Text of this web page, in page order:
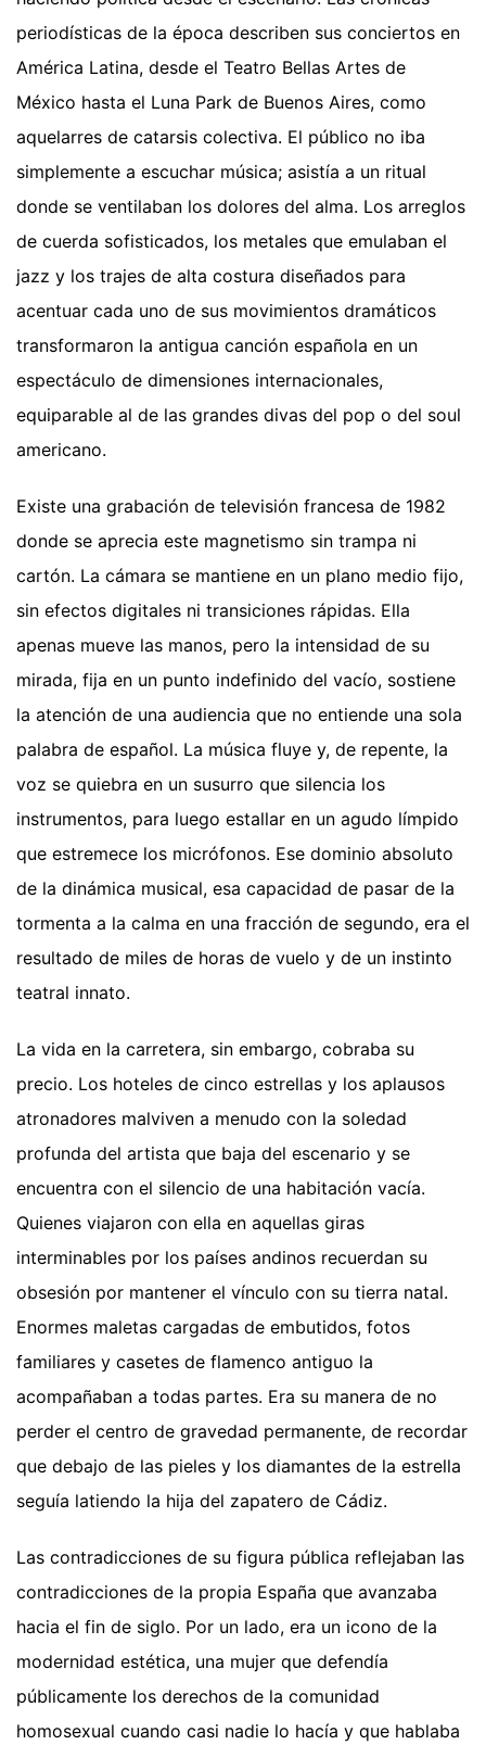
periodísticas de la época describen sus conciertos en
América Latina, desde el Teatro Bellas Artes de
México hasta el Luna Park de Buenos Aires, como
aquelarres de catarsis colectiva. El público no iba
simplemente a escuchar música; asistía a un ritual
donde se ventilaban los dolores del alma. Los arreglos
de cuerda sofisticados, los metales que emulaban el
jazz y los trajes de alta costura diseñados para
acentuar cada uno de sus movimientos dramáticos
transformaron la antigua canción española en un
espectáculo de dimensiones internacionales,
equiparable al de las grandes divas del pop o del soul
americano.
Existe una grabación de televisión francesa de 1982
donde se aprecia este magnetismo sin trampa ni
cartón. La cámara se mantiene en un plano medio fijo,
sin efectos digitales ni transiciones rápidas. Ella
apenas mueve las manos, pero la intensidad de su
mirada, fija en un punto indefinido del vacío, sostiene
la atención de una audiencia que no entiende una sola
palabra de español. La música fluye y, de repente, la
voz se quiebra en un susurro que silencia los
instrumentos, para luego estallar en un agudo límpido
que estremece los micrófonos. Ese dominio absoluto
de la dinámica musical, esa capacidad de pasar de la
tormenta a la calma en una fracción de segundo, era el
resultado de miles de horas de vuelo y de un instinto
teatral innato.
La vida en la carretera, sin embargo, cobraba su
precio. Los hoteles de cinco estrellas y los aplausos
atronadores malviven a menudo con la soledad
profunda del artista que baja del escenario y se
encuentra con el silencio de una habitación vacía.
Quienes viajaron con ella en aquellas giras
interminables por los países andinos recuerdan su
obsesión por mantener el vínculo con su tierra natal.
Enormes maletas cargadas de embutidos, fotos
familiares y casetes de flamenco antiguo la
acompañaban a todas partes. Era su manera de no
perder el centro de gravedad permanente, de recordar
que debajo de las pieles y los diamantes de la estrella
seguía latiendo la hija del zapatero de Cádiz.
Las contradicciones de su figura pública reflejaban las
contradicciones de la propia España que avanzaba
hacia el fin de siglo. Por un lado, era un icono de la
modernidad estética, una mujer que defendía
públicamente los derechos de la comunidad
homosexual cuando casi nadie lo hacía y que hablaba